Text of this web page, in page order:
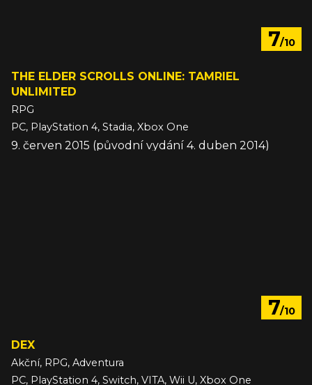
7/10
THE ELDER SCROLLS ONLINE: TAMRIEL
UNLIMITED
RPG
PC, PlayStation 4, Stadia, Xbox One
9. červen 2015 (původní vydání 4. duben 2014)
7/10
DEX
Akční, RPG, Adventura
PC, PlayStation 4, Switch, VITA, Wii U, Xbox One